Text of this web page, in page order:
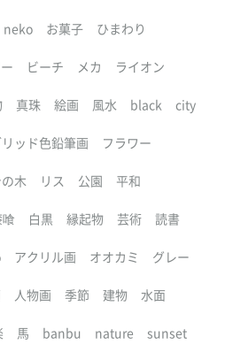
neko お菓子 ひまわり
ビーチ メカ ライオン
真珠 絵画 風水 black city
ッド色鉛筆画 フラワー
木 リス 公園 平和
白黒 縁起物 芸術 読書
アクリル画 オオカミ グレー
人物画 季節 建物 水面
馬 banbu nature sunset